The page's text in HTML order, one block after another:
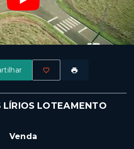
LOTEAMENTO
Venda